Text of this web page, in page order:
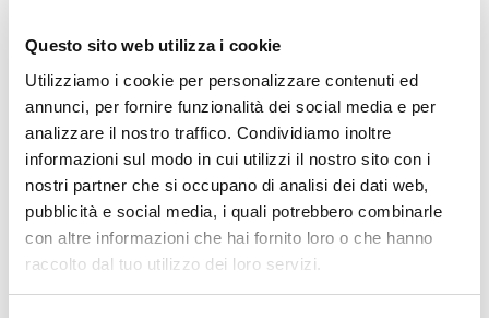
Questo sito web utilizza i cookie
Utilizziamo i cookie per personalizzare contenuti ed
annunci, per fornire funzionalità dei social media e per
analizzare il nostro traffico. Condividiamo inoltre
informazioni sul modo in cui utilizzi il nostro sito con i
nostri partner che si occupano di analisi dei dati web,
pubblicità e social media, i quali potrebbero combinarle
con altre informazioni che hai fornito loro o che hanno
raccolto dal tuo utilizzo dei loro servizi.
DANIEL DRAGOMIR
Scheda Completa Calisthenics PDF Gratuito!